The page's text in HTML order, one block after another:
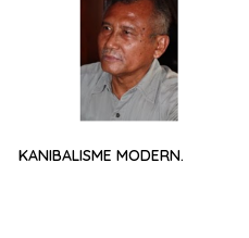
KANIBALISME MODERN.